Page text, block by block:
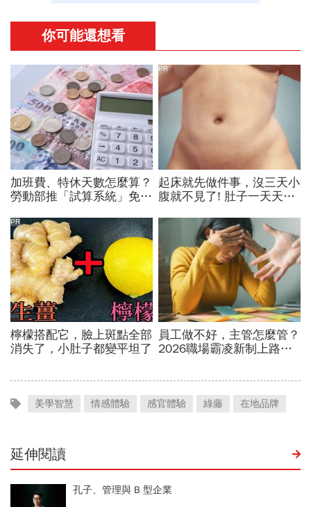
美學智慧 情感體驗 感官體驗 綠藤 在地品牌
延伸閱讀
孔子、管理與 B 型企業